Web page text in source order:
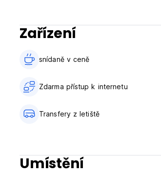
Žádný zákaz vycházení.
Pracovní doba recepce: 06:00~22:00.
Zařízení
snídaně v ceně‎
Zdarma přístup k internetu
Transfery z letiště
Umístění